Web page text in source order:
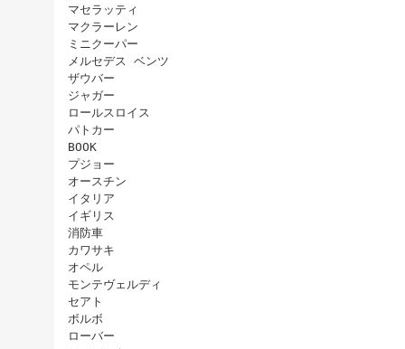
マセラッティ
マクラーレン
ミニクーパー
メルセデス ベンツ
ザウバー
ジャガー
ロールスロイス
パトカー
BOOK
プジョー
オースチン
イタリア
イギリス
消防車
カワサキ
オペル
モンテヴェルディ
セアト
ボルボ
ローバー